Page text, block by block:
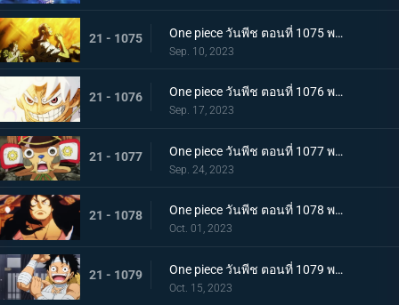
21 - 1075 One piece วันพีช ตอนที่ 1075 พากย์ไทย คำอธิษฐาน 20 ปี ทวงคืนแคว้นวาโนะ
Sep. 10, 2023
21 - 1076 One piece วันพีช ตอนที่ 1076 พากย์ไทย โลกที่ลูฟี่ปรารถนา
Sep. 17, 2023
21 - 1077 One piece วันพีช ตอนที่ 1077 พากย์ไทย ปิดฉาก ผู้ชนะ ลูฟี่หมวกฟาง
Sep. 24, 2023
21 - 1078 One piece วันพีช ตอนที่ 1078 พากย์ไทย การกลับมา โชกุนแห่งแคว้นวาโนะ โคสึกิ โมโมโนะสุเกะ
Oct. 01, 2023
21 - 1079 One piece วันพีช ตอนที่ 1079 พากย์ไทย ยามเช้ามาถึง การพักผ่อนของพวกลูฟี่
Oct. 15, 2023